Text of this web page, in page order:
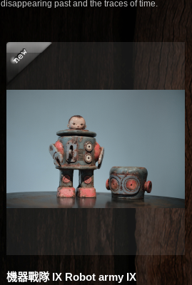
disappearing past and the traces of time.
機器戰隊 IX Robot army IX